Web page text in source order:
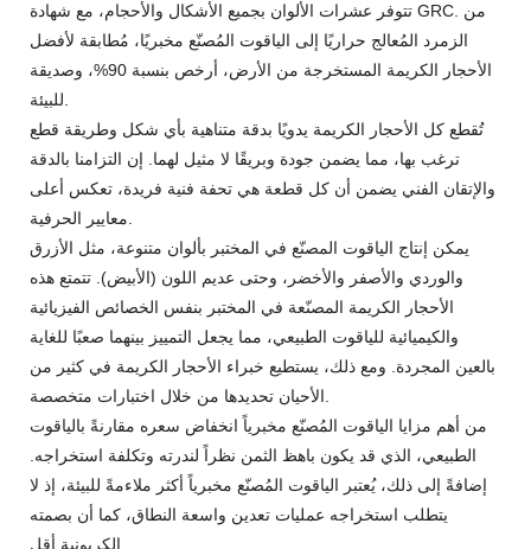
تتوفر عشرات الألوان بجميع الأشكال والأحجام، مع شهادة GRC. من
الزمرد المُعالج حراريًا إلى الياقوت المُصنّع مخبريًا، مُطابقة لأفضل
الأحجار الكريمة المستخرجة من الأرض، أرخص بنسبة 90%، وصديقة
تُقطع كل الأحجار الكريمة يدويًا بدقة متناهية بأي شكل وطريقة قطع
ترغب بها، مما يضمن جودة وبريقًا لا مثيل لهما. إن التزامنا بالدقة
والإتقان الفني يضمن أن كل قطعة هي تحفة فنية فريدة، تعكس أعلى
يمكن إنتاج الياقوت المصنّع في المختبر بألوان متنوعة، مثل الأزرق
والوردي والأصفر والأخضر، وحتى عديم اللون (الأبيض). تتمتع هذه
الأحجار الكريمة المصنّعة في المختبر بنفس الخصائص الفيزيائية
والكيميائية للياقوت الطبيعي، مما يجعل التمييز بينهما صعبًا للغاية
بالعين المجردة. ومع ذلك، يستطيع خبراء الأحجار الكريمة في كثير من
من أهم مزايا الياقوت المُصنّع مخبرياً انخفاض سعره مقارنةً بالياقوت
الطبيعي، الذي قد يكون باهظ الثمن نظراً لندرته وتكلفة استخراجه.
إضافةً إلى ذلك، يُعتبر الياقوت المُصنّع مخبرياً أكثر ملاءمةً للبيئة، إذ لا
يتطلب استخراجه عمليات تعدين واسعة النطاق، كما أن بصمته